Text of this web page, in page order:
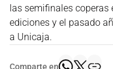
las semifinales
ediciones y el pasado
a Unicaja.
Comparte en